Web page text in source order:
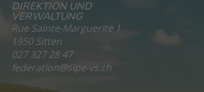
DIREKTION UND
VERWALTUNG
Rue Sainte-Marguerite 1
1950 Sitten
027 327 28 47
federation@sipe-vs.ch